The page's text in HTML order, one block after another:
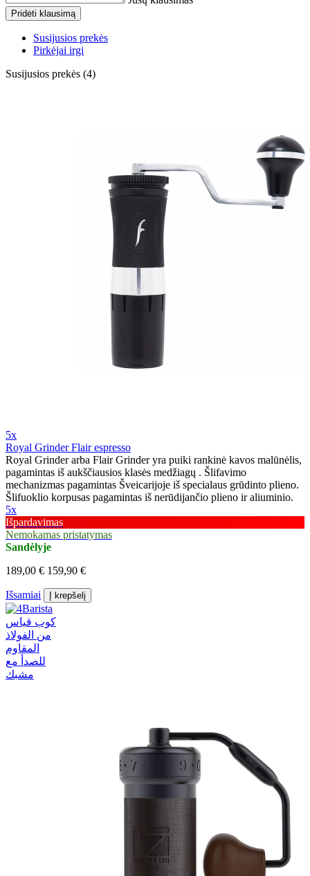
Pridėti klausimą
Susijusios prekės
Pirkėjai irgi
Susijusios prekės (4)
5x
Royal Grinder Flair espresso
Royal Grinder arba Flair Grinder yra puiki rankinė kavos malūnėlis,
pagamintas iš aukščiausios klasės medžiagų . Šlifavimo
mechanizmas pagamintas Šveicarijoje iš specialaus grūdinto plieno.
Šlifuoklio korpusas pagamintas iš nerūdijančio plieno ir aliuminio.
5x
Išpardavimas
Nemokamas pristatymas
Sandėlyje
189,00 € 159,90 €
Išsamiai Į krepšelį